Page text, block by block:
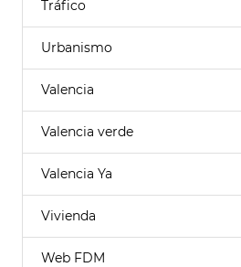
Tráfico
Urbanismo
Valencia
Valencia verde
Valencia Ya
Vivienda
Web FDM